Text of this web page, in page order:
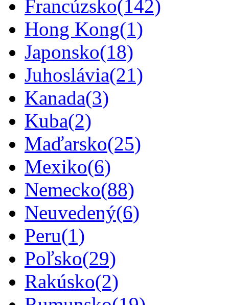
Francúzsko(142)
Hong Kong(1)
Japonsko(18)
Juhoslávia(21)
Kanada(3)
Kuba(2)
Maďarsko(25)
Mexiko(6)
Nemecko(88)
Neuvedený(6)
Peru(1)
Poľsko(29)
Rakúsko(2)